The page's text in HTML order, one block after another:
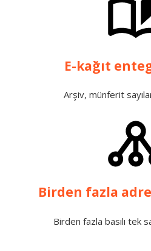
E-kağıt
Arşiv, münferit
Birden fazla
Birden fazla basılı tek